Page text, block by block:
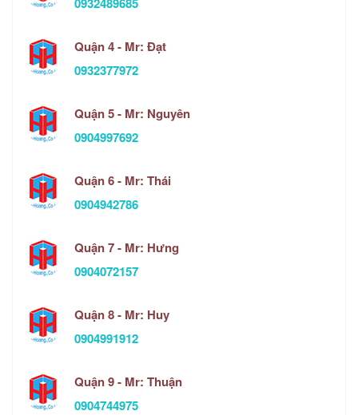
Quận 4 - Mr: Đạt
0932377972
Quận 5 - Mr: Nguyên
0904997692
Quận 6 - Mr: Thái
0904942786
Quận 7 - Mr: Hưng
0904072157
Quận 8 - Mr: Huy
0904991912
Quận 9 - Mr: Thuận
0904744975